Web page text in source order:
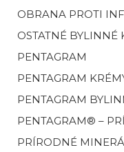
OBRANA PROTI
OSTATNÉ BYLINNÉ
PENTAGRAM
PENTAGRAM
PENTAGRAM
PENTAGRAM® –
PRÍRODNÉ